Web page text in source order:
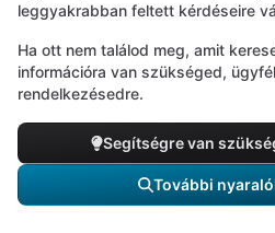
leggyakrabban feltett kérdéseire
Ha ott nem találod meg, amit
információra van szükséged,
rendelkezésedre.
Segítségre van
További